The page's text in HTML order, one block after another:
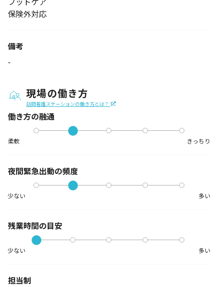
保険外対応
備考
-
現場の働き方
訪問看護ステーションの働き方とは？
働き方の融通
柔軟 きっちり
夜間緊急出動の頻度
少ない 多い
残業時間の目安
少ない 多い
担当制